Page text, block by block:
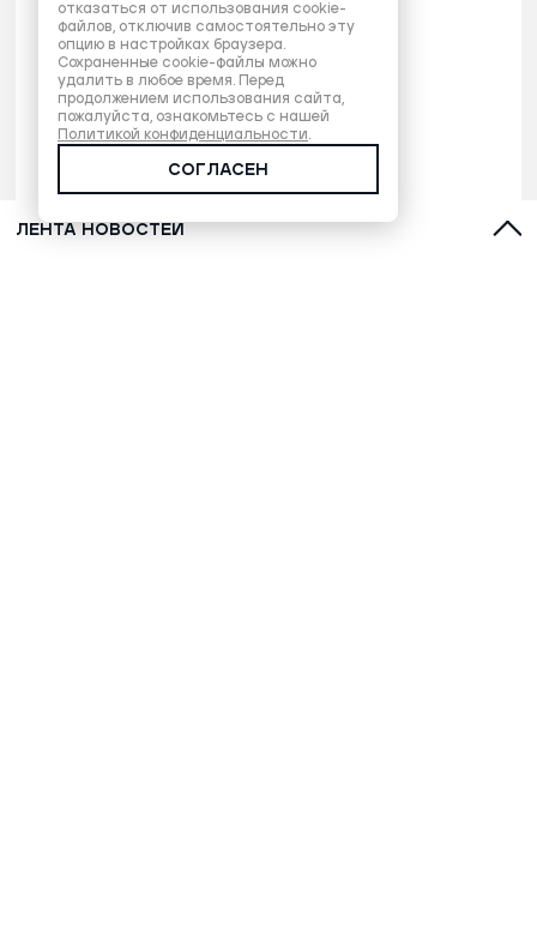
ЛЕНТА НОВОСТЕЙ
отказаться от использования cookie-
файлов, отключив самостоятельно эту
опцию в настройках браузера.
Сохраненные cookie-файлы можно
удалить в любое время. Перед
продолжением использования сайта,
пожалуйста, ознакомьтесь с нашей
Политикой конфиденциальности.
СОГЛАСЕН